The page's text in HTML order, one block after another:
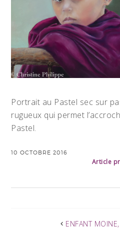
Portrait au Pastel sec sur
rugueux qui permet
Pastel.
10 OCTOBRE 2016
Article
ENFANT